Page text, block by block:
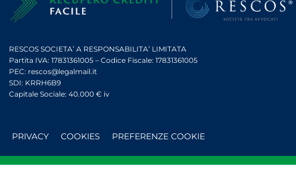
RESCOS SOCIETA’ A RESPONSABILITA’ LIMITATA
Partita IVA: 17831361005 – Codice Fiscale: 17831361005
PEC: rescos@legalmail.it
SDI: KRRH6B9
Capitale Sociale: 40.000 € iv
PRIVACY COOKIES PREFERENZE COOKIE